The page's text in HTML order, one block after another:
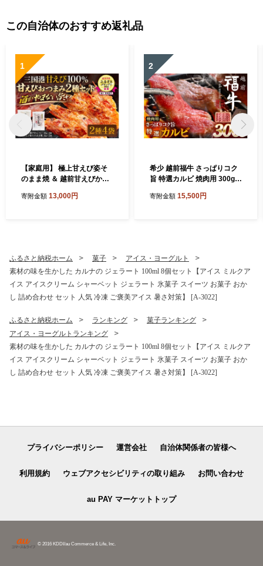
ちごミルク ミルク チョコ ピ
スタチオ ミルクティー
この自治体のおすすめ返礼品
1
【家庭用】 極上甘えび姿そ
のまま焼 ＆ 越前甘えびから
6]
寄附金額 13,000円
2
希少 越前福牛 さっぱりコク
旨 特選カルビ 焼肉用 300g
牛 赤身和牛 かるび 肉 牛 牛
寄附金額 15,500円
ふるさと納税ホーム 菓子
アイス・ヨーグルト
素材の味を生かした カルナの ジェラート 100ml 8個セット【アイス ミルクア
イス アイスクリーム シャーベット ジェラート 氷菓子 スイーツ お菓子 おか
し 詰め合わせ セット 人気 冷凍 ご褒美アイス 暑さ対策】 [A-3022]
ふるさと納税ホーム ランキング
菓子ランキング
アイス・ヨーグルトランキング
素材の味を生かした カルナの ジェラート 100ml 8個セット【アイス ミルクア
イス アイスクリーム シャーベット ジェラート 氷菓子 スイーツ お菓子 おか
し 詰め合わせ セット 人気 冷凍 ご褒美アイス 暑さ対策】 [A-3022]
プライバシーポリシー 運営会社 自治体関係者の皆様へ
利用規約 ウェブアクセシビリティの取り組み お問い合わせ
au PAY マーケットトップ
© 2016 KDDI/au Commerce & Life, Inc.